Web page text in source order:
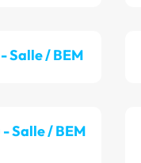
Salle / BEM
Salle / BEM